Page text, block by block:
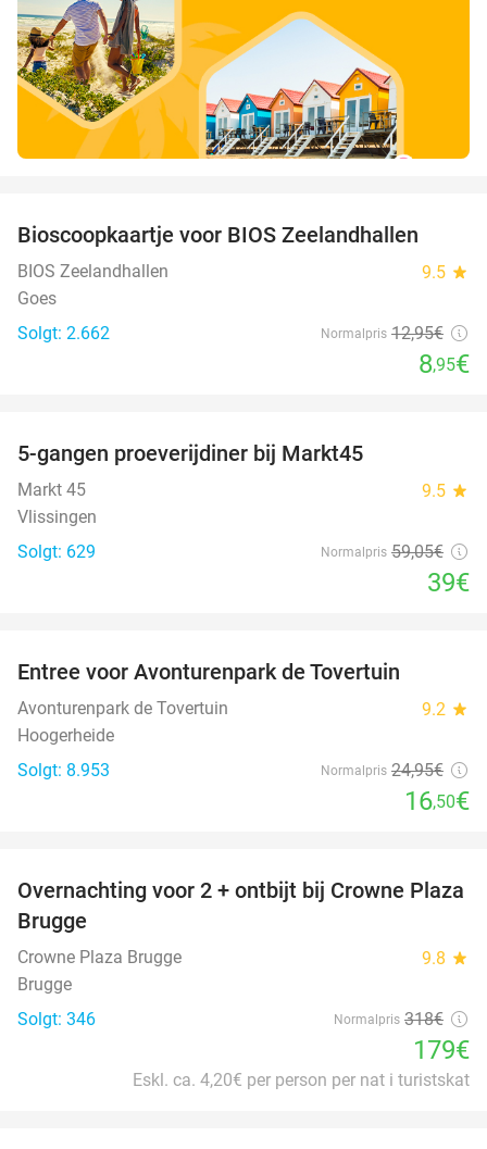
Bioscoopkaartje voor BIOS Zeelandhallen
BIOS Zeelandhallen 9.5 star
Goes
Solgt: 2.662
Normalpris 12,95€
8,95€
5-gangen proeverijdiner bij Markt45
Markt 45 9.5 star
Vlissingen
Solgt: 629
Normalpris 59,05€
39€
Entree voor Avonturenpark de Tovertuin
Avonturenpark de Tovertuin 9.2 star
Hoogerheide
Solgt: 8.953
Normalpris 24,95€
16,50€
44%
Overnachting voor 2 + ontbijt bij Crowne Plaza
Brugge
Crowne Plaza Brugge 9.8 star
Brugge
Solgt: 346
Normalpris 318€
179€
Eskl. ca. 4,20€ per person per nat i turistskat